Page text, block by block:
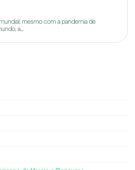
mesmo com a pandemia de
a...